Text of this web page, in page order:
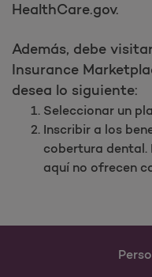
HealthCare.gov.
Además, debe
Insurance
desea lo siguiente:
Seleccionar un
Inscribir a los
cobertura dental.
aquí no ofrecen